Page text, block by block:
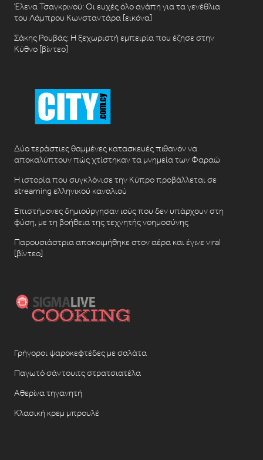
Έλενα Τσαγκρινού: Οι ευχές όλο αγάπη για τα γενέθλια
του Λάμπρου Κωνσταντάρα [εικόνα]
Σάκης Ρουβάς: Η ξεχωριστή εμπειρία που έζησε στην
Κύθνο [βίντεο]
Δύο τεράστιες θαμμένες κατασκευές πιθανόν να
αποκαλύπτουν πώς χτίστηκαν τα μνημεία των Φαραώ
Η ιστορία που συγκλόνισε την Κύπρο προβάλλεται σε
streaming ελληνικού καναλιού
Επιστήμονες δημιούργησαν ιούς που δεν υπάρχουν στη
φύση, με τη βοήθεια της τεχνητής νοημοσύνης
Παρουσιάστρια αποκοιμήθηκε στον αέρα και έγινε viral
[βίντεο]
Γρήγοροι ψαροκεφτέδες με σαλάτα
Παγωτό σάντουιτς στρατσιατέλα
Αθερίνα τηγανητή
Κλασική κρεμ μπρουλέ